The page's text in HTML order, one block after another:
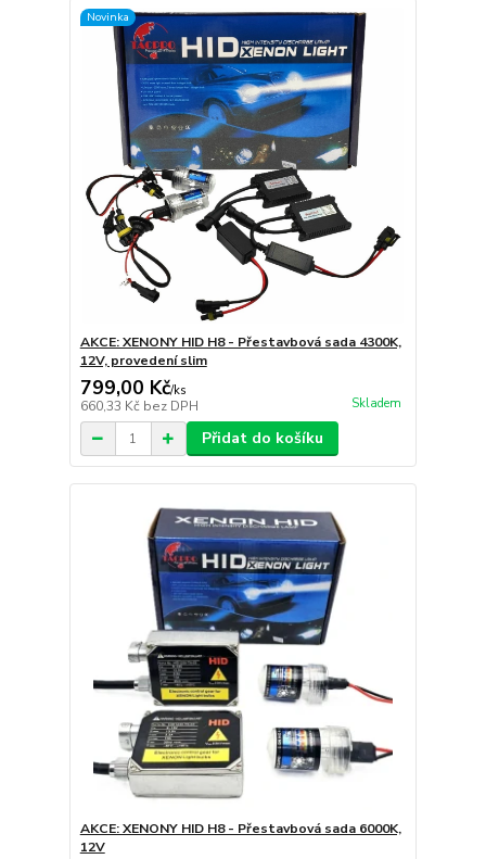
Novinka
AKCE: XENONY HID H8 - Přestavbová sada 4300K,
12V, provedení slim
799,00 Kč/ks
660,33 Kč bez DPH Skladem
Přidat do košíku
AKCE: XENONY HID H8 - Přestavbová sada 6000K,
12V